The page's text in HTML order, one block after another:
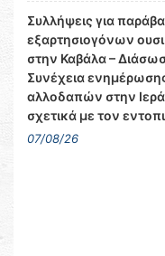
Συλλήψεις για
εξαρτησιογόνων
στην Καβάλα –
Συνέχεια
αλλοδαπών στην
σχετικά με τον
07/08/26